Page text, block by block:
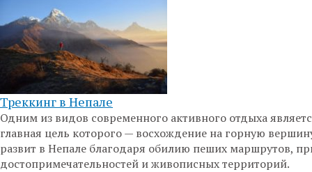
Треккинг в Непале
Одним из видов современного активного отдыха
главная цель которого — восхождение на горную
развит в Непале благодаря обилию пеших маршрутов,
достопримечательностей и живописных территорий.